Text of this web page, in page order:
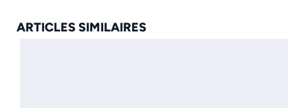
ARTICLES SIMILAIRES